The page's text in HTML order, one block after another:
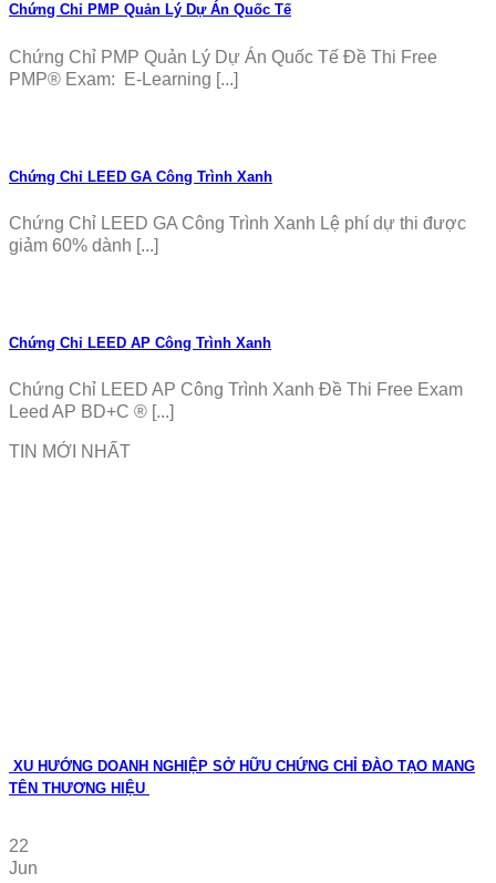
Chứng Chỉ PMP Quản Lý Dự Án Quốc Tế
Chứng Chỉ PMP Quản Lý Dự Án Quốc Tế Đề Thi Free
PMP® Exam: E-Learning [...]
Chứng Chỉ LEED GA Công Trình Xanh
Chứng Chỉ LEED GA Công Trình Xanh Lệ phí dự thi được
giảm 60% dành [...]
Chứng Chỉ LEED AP Công Trình Xanh
Chứng Chỉ LEED AP Công Trình Xanh Đề Thi Free Exam
Leed AP BD+C ® [...]
TIN MỚI NHẤT
XU HƯỚNG DOANH NGHIỆP SỞ HỮU CHỨNG CHỈ ĐÀO TẠO MANG
TÊN THƯƠNG HIỆU
22
Jun